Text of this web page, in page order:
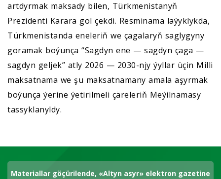
artdyrmak maksady bilen, Türkmenistanyň
Prezidenti Karara gol çekdi. Resminama laýyklykda,
Türkmenistanda eneleriň we çagalaryň saglygyny
goramak boýunça “Sagdyn ene — sagdyn çaga —
sagdyn geljek” atly 2026 — 2030-njy ýyllar üçin Milli
maksatnama we şu maksatnamany amala aşyrmak
boýunça ýerine ýetirilmeli çäreleriň Meýilnamasy
tassyklanyldy.
Materiallar göçürilende, «Altyn asyr» elektron gazetine